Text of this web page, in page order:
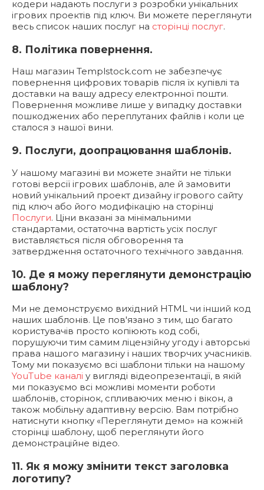
кодери надають послуги з розробки унікальних
ігрових проектів під ключ. Ви можете переглянути
весь список наших послуг на сторінці послуг.
8. Політика повернення.
Наш магазин Templstock.com не забезпечує
повернення цифрових товарів після їх купівлі та
доставки на вашу адресу електронної пошти.
Повернення можливе лише у випадку доставки
пошкоджених або переплутаних файлів і коли це
сталося з нашої вини.
9. Послуги, доопрацювання шаблонів.
У нашому магазині ви можете знайти не тільки
готові версії ігрових шаблонів, але й замовити
новий унікальний проект дизайну ігрового сайту
під ключ або його модифікацію на сторінці
Послуги. Ціни вказані за мінімальними
стандартами, остаточна вартість усіх послуг
виставляється після обговорення та
затвердження остаточного технічного завдання.
10. Де я можу переглянути демонстрацію
шаблону?
Ми не демонструємо вихідний HTML чи інший код
наших шаблонів. Це пов'язано з тим, що багато
користувачів просто копіюють код собі,
порушуючи тим самим ліцензійну угоду і авторські
права нашого магазину і наших творчих учасників.
Тому ми показуємо всі шаблони тільки на нашому
YouTube каналі у вигляді відеопрезентації, в якій
ми показуємо всі можливі моменти роботи
шаблонів, сторінок, спливаючих меню і вікон, а
також мобільну адаптивну версію. Вам потрібно
натиснути кнопку «Переглянути демо» на кожній
сторінці шаблону, щоб переглянути його
демонстраційне відео.
11. Як я можу змінити текст заголовка
логотипу?